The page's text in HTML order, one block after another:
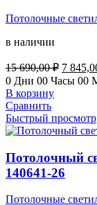
Потолочные
в наличии
15 690,00₽
цена
690,00 ₽.
7
0 Дни 00 Часы 00
В корзину
Сравнить
Быстрый просмотр
Потолочный
140641-26
Потолочные